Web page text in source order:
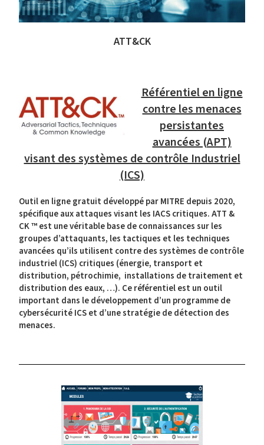
ATT&CK
Référentiel en ligne
contre les menaces
persistantes
avancées (APT)
visant des systèmes de contrôle Industriel
(ICS)
Outil en ligne gratuit développé par MITRE depuis 2020,
spécifique aux attaques visant les IACS critiques. ATT &
CK ™ est une véritable base de connaissances sur les
groupes d’attaquants, les tactiques et les techniques
avancées qu’ils utilisent contre des systèmes de contrôle
industriel (ICS) critiques (énergie, transport et
distribution, pétrochimie, installations de traitement et
distribution des eaux, …). Ce référentiel est un outil
important dans le développement d’un programme de
cybersécurité ICS et d’une stratégie de détection des
menaces.